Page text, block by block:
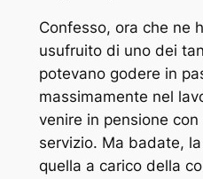
Confesso, ora che ne
usufruito di uno dei
potevano godere in
massimamente nel
venire in pensione
servizio. Ma badate, la
quella a carico della